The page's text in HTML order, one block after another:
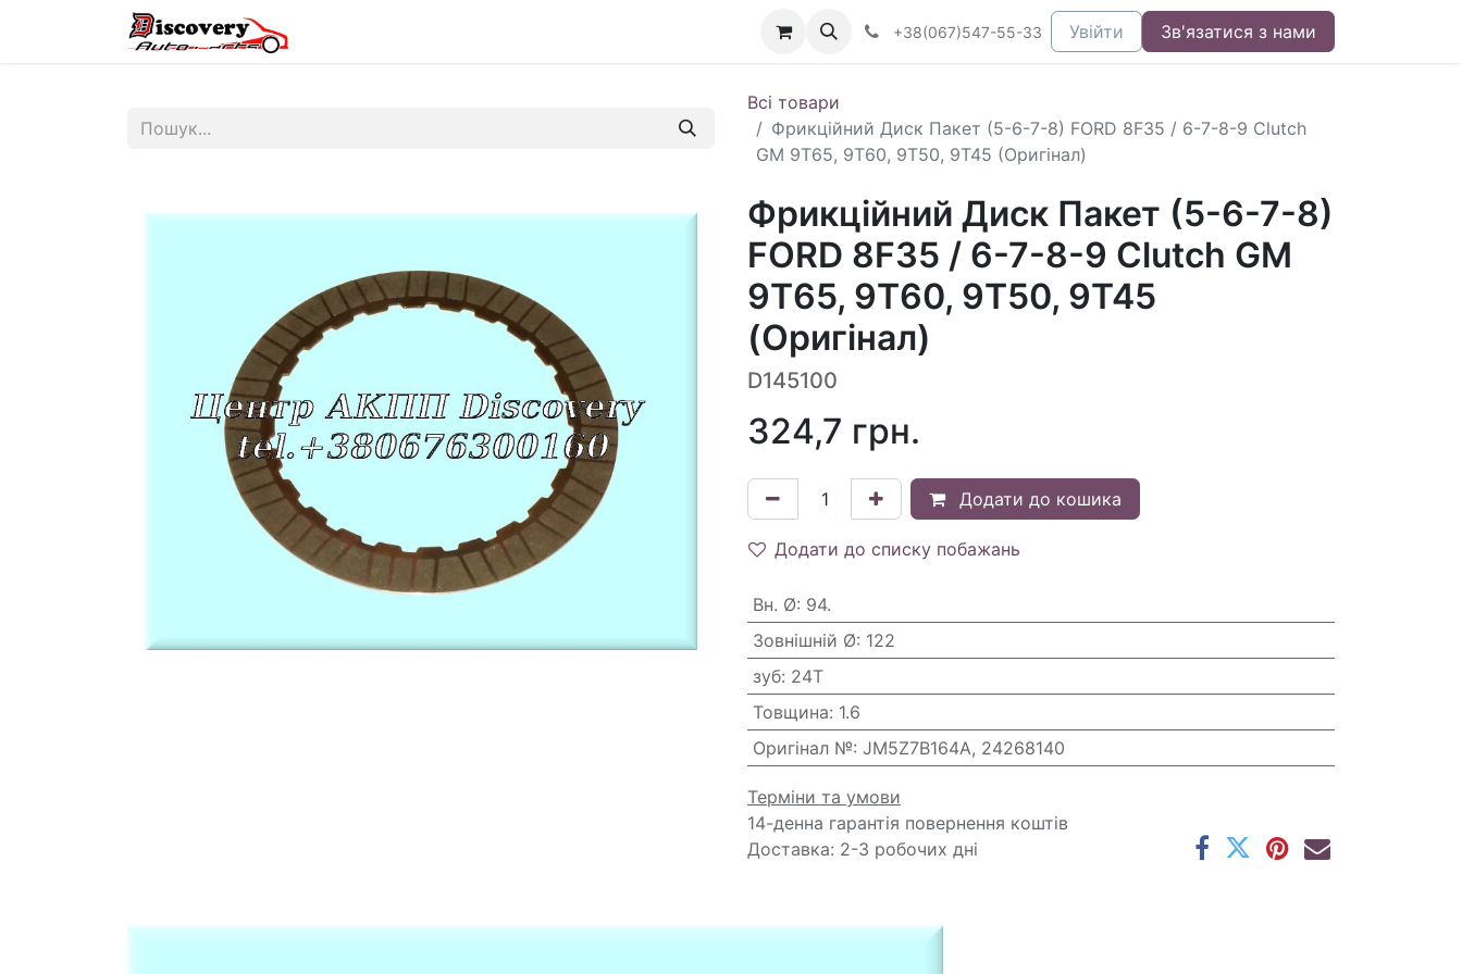
+38(067)547-55-33 Увійти Зв'язатися з нами
Всі товари
Фрикційний Диск Пакет (5-6-7-8) FORD 8F35 / 6-7-8-9 Clutch
GM 9T65, 9T60, 9T50, 9T45 (Оригінал)
Фрикційний Диск Пакет (5-6-7-8)
FORD 8F35 / 6-7-8-9 Clutch GM
9T65, 9T60, 9T50, 9T45
(Оригінал)
D145100
324,7 грн.
Додати до кошика
Додати до списку побажань
Вн. Ø: 94.
Зовнішній Ø: 122
зуб: 24T
Товщина: 1.6
Оригінал №: JM5Z7B164A, 24268140
Терміни та умови
14-денна гарантія повернення коштів
Доставка: 2-3 робочих дні